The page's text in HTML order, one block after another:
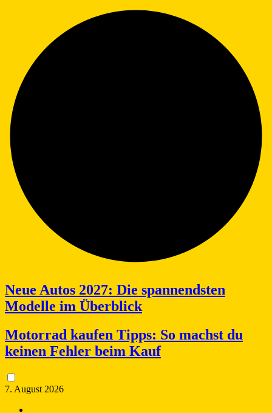
Neue Autos 2027: Die spannendsten
Modelle im Überblick
Motorrad kaufen Tipps: So machst du
keinen Fehler beim Kauf
7. August 2026